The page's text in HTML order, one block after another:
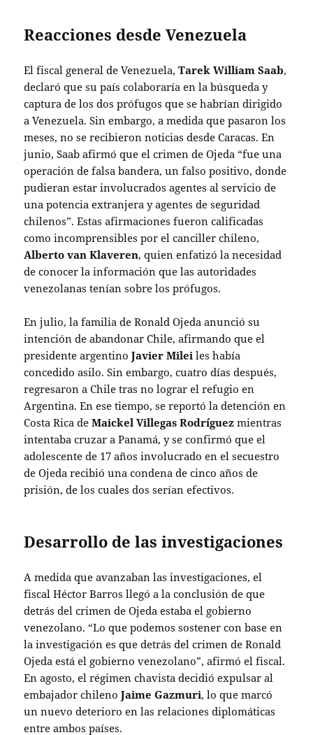
Reacciones desde Venezuela
El fiscal general de Venezuela,Tarek William Saab,
declaró que su país colaboraría en la búsqueda y
captura de los dos prófugos que se habrían dirigido
a Venezuela. Sin embargo, a medida que pasaron los
meses, no se recibieron noticias desde Caracas. En
junio, Saab afirmó que el crimen de Ojeda “fue una
operación de falsa bandera, un falso positivo, donde
pudieran estar involucrados agentes al servicio de
una potencia extranjera y agentes de seguridad
chilenos”. Estas afirmaciones fueron calificadas
como incomprensibles por el canciller chileno,
Alberto van Klaveren, quien enfatizó la necesidad
de conocer la información que las autoridades
venezolanas tenían sobre los prófugos.
En julio, la familia de Ronald Ojeda anunció su
intención de abandonar Chile, afirmando que el
presidente argentinoJavier Milei les había
concedido asilo. Sin embargo, cuatro días después,
regresaron a Chile tras no lograr el refugio en
Argentina. En ese tiempo, se reportó la detención en
Costa Rica deMaickel Villegas Rodríguez mientras
intentaba cruzar a Panamá, y se confirmó que el
adolescente de 17 años involucrado en el secuestro
de Ojeda recibió una condena de cinco años de
prisión, de los cuales dos serían efectivos.
Desarrollo de las investigaciones
A medida que avanzaban las investigaciones, el
fiscal Héctor Barros llegó a la conclusión de que
detrás del crimen de Ojeda estaba el gobierno
venezolano. “Lo que podemos sostener con base en
la investigación es que detrás del crimen de Ronald
Ojeda está el gobierno venezolano”, afirmó el fiscal.
En agosto, el régimen chavista decidió expulsar al
embajador chilenoJaime Gazmuri, lo que marcó
un nuevo deterioro en las relaciones diplomáticas
entre ambos países.